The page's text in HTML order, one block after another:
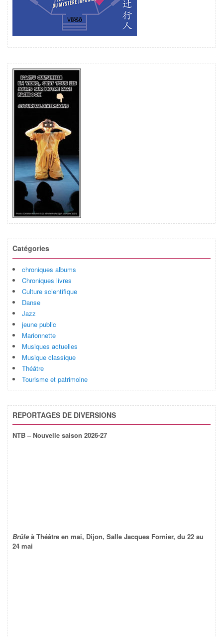
Catégories
chroniques albums
Chroniques livres
Culture scientifique
Danse
Jazz
jeune public
Marionnette
Musiques actuelles
Musique classique
Théâtre
Tourisme et patrimoine
REPORTAGES DE DIVERSIONS
NTB – Nouvelle saison 2026-27
Brûle à Théâtre en mai, Dijon, Salle Jacques Fornier, du 22 au
24 mai